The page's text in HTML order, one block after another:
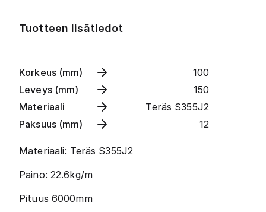
Tuotteen lisätiedot
Korkeus (mm)
100
Leveys (mm)
150
Materiaali
Teräs S355J2
Paksuus (mm)
12
Materiaali: Teräs S355J2
Paino: 22.6kg/m
Pituus 6000mm